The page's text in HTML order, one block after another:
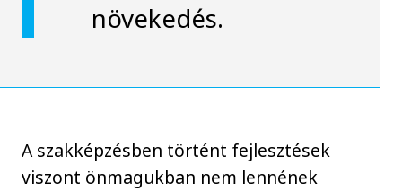
növekedés.
A szakképzésben történt fejlesztések
viszont önmagukban nem lennének